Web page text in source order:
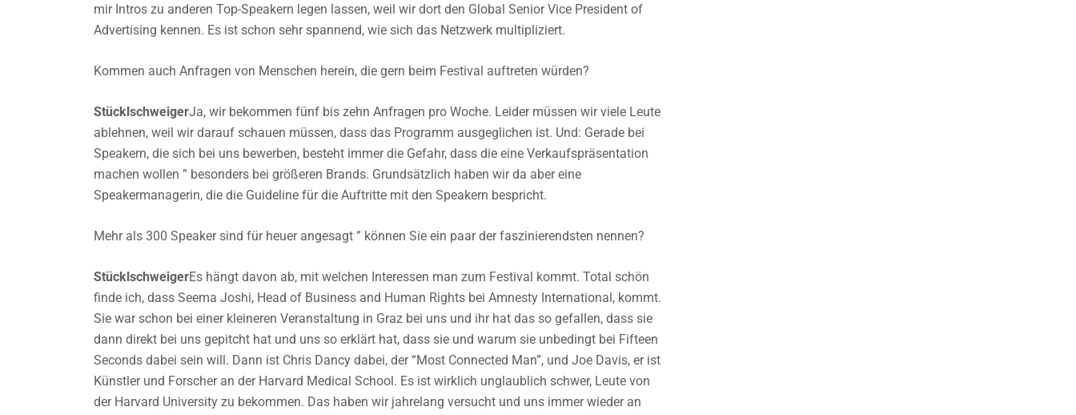
mir Intros zu anderen Top-Speakern legen lassen, weil wir dort den Global Senior Vice President of
Advertising kennen. Es ist schon sehr spannend, wie sich das Netzwerk multipliziert.
Kommen auch Anfragen von Menschen herein, die gern beim Festival auftreten würden?
StücklschweigerJa, wir bekommen fünf bis zehn Anfragen pro Woche. Leider müssen wir viele Leute
ablehnen, weil wir darauf schauen müssen, dass das Programm ausgeglichen ist. Und: Gerade bei
Speakern, die sich bei uns bewerben, besteht immer die Gefahr, dass die eine Verkaufspräsentation
machen wollen ” besonders bei größeren Brands. Grundsätzlich haben wir da aber eine
Speakermanagerin, die die Guideline für die Auftritte mit den Speakern bespricht.
Mehr als 300 Speaker sind für heuer angesagt ” können Sie ein paar der faszinierendsten nennen?
StücklschweigerEs hängt davon ab, mit welchen Interessen man zum Festival kommt. Total schön
finde ich, dass Seema Joshi, Head of Business and Human Rights bei Amnesty International, kommt.
Sie war schon bei einer kleineren Veranstaltung in Graz bei uns und ihr hat das so gefallen, dass sie
dann direkt bei uns gepitcht hat und uns so erklärt hat, dass sie und warum sie unbedingt bei Fifteen
Seconds dabei sein will. Dann ist Chris Dancy dabei, der “Most Connected Man”, und Joe Davis, er ist
Künstler und Forscher an der Harvard Medical School. Es ist wirklich unglaublich schwer, Leute von
der Harvard University zu bekommen. Das haben wir jahrelang versucht und uns immer wieder an